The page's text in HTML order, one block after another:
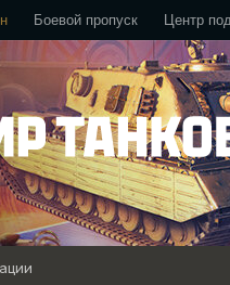
Боевой пропуск Центр